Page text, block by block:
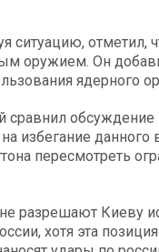
отметил,
оружием. Он
ядерного
сравнил
избегание
пересмотреть
разрешают Киеву
хотя эта